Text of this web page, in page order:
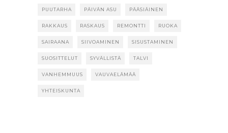
PUUTARHA PÄIVÄN ASU PÄÄSIÄINEN
RAKKAUS RASKAUS REMONTTI RUOKA
SAIRAANA SIIVOAMINEN SISUSTAMINEN
SUOSITTELUT SYVÄLLISTÄ TALVI
VANHEMMUUS VAUVAELÄMÄÄ
YHTEISKUNTA